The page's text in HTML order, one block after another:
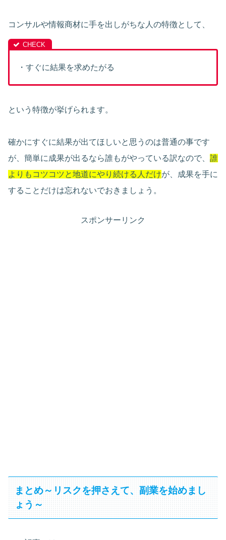
コンサルや情報商材に手を出しがちな人の特徴として、
・すぐに結果を求めたがる
という特徴が挙げられます。
確かにすぐに結果が出てほしいと思うのは普通の事です
が、簡単に成果が出るなら誰もがやっている訳なので、 誰
よりもコツコツと地道にやり続ける人だけが、成果を手に
することだけは忘れないでおきましょう。
スポンサーリンク
まとめ～リスクを押さえて、副業を始めまし
ょう～